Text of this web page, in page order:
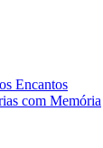
Encantos
com Memória